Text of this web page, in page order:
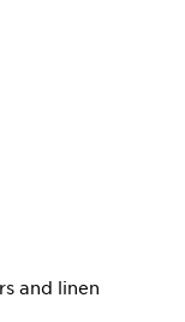
and linen